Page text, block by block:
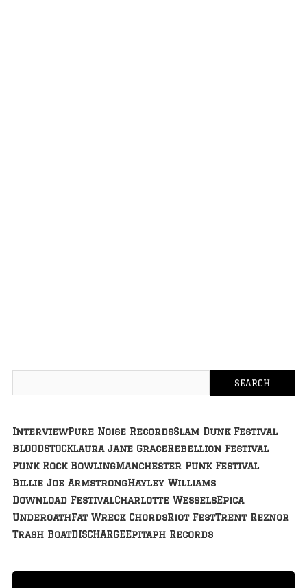
InterviewPure Noise RecordsSlam Dunk Festival
BLOODSTOCKLaura Jane GraceRebellion Festival
Punk Rock BowlingManchester Punk Festival
Billie Joe ArmstrongHayley Williams
Download FestivalCharlotte WesselsEpica
UnderoathFat Wreck ChordsRiot FestTrent Reznor
Trash BoatDISCHARGEEpitaph Records